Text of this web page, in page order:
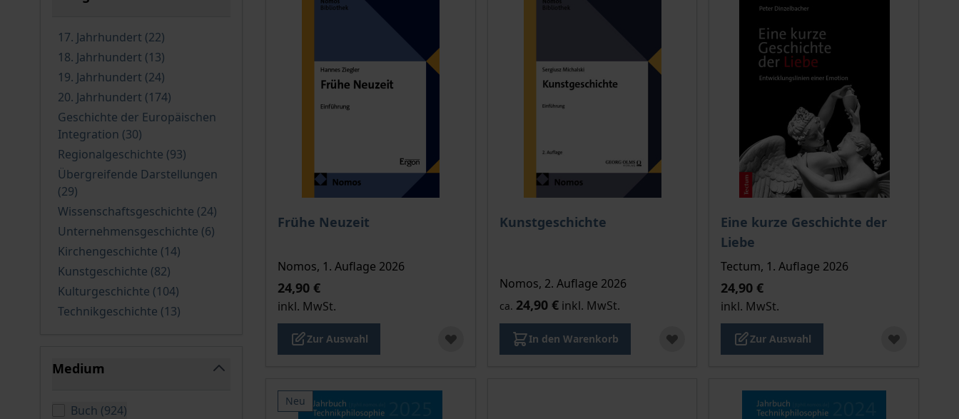
17. Jahrhundert (22verfügbare Produkte
)
18. Jahrhundert (13verfügbare Produkte
)
19. Jahrhundert (24verfügbare Produkte
)
20. Jahrhundert (174verfügbare Produkte
)
Geschichte der Europäischen
Integration (30verfügbare Produkte
)
Regionalgeschichte (93verfügbare Produkte
)
Übergreifende Darstellungen
(29verfügbare Produkte
)
Wissenschaftsgeschichte (24verfügbare Produkte
)
Unternehmensgeschichte (6verfügbare Produkte
)
Kirchengeschichte (14verfügbare Produkte
)
Kunstgeschichte (82verfügbare Produkte
)
Kulturgeschichte (104verfügbare Produkte
)
Technikgeschichte (13verfügbare Produkte
)
Medium
Buch (924verfügbare Produkte
)
Frühe Neuzeit
Der Preis dieses Titels richtet sich nach der gewählten Produktoption auf der Produktdetailseite
Nomos, 1. Auflage 2026
24,90 €
inkl. MwSt.
Zur Auswahl
Kunstgeschichte
Nomos, 2. Auflage 2026
ca. 24,90 € inkl. MwSt.
In den Warenkorb
Eine kurze Geschichte der
Liebe
Der Preis dieses Titels richtet sich nach
Tectum, 1. Auflage 2026
24,90 €
inkl. MwSt.
Zur Auswahl
Neu